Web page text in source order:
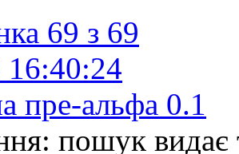
69 з 69
пре-альфа 0.1
пошук видає